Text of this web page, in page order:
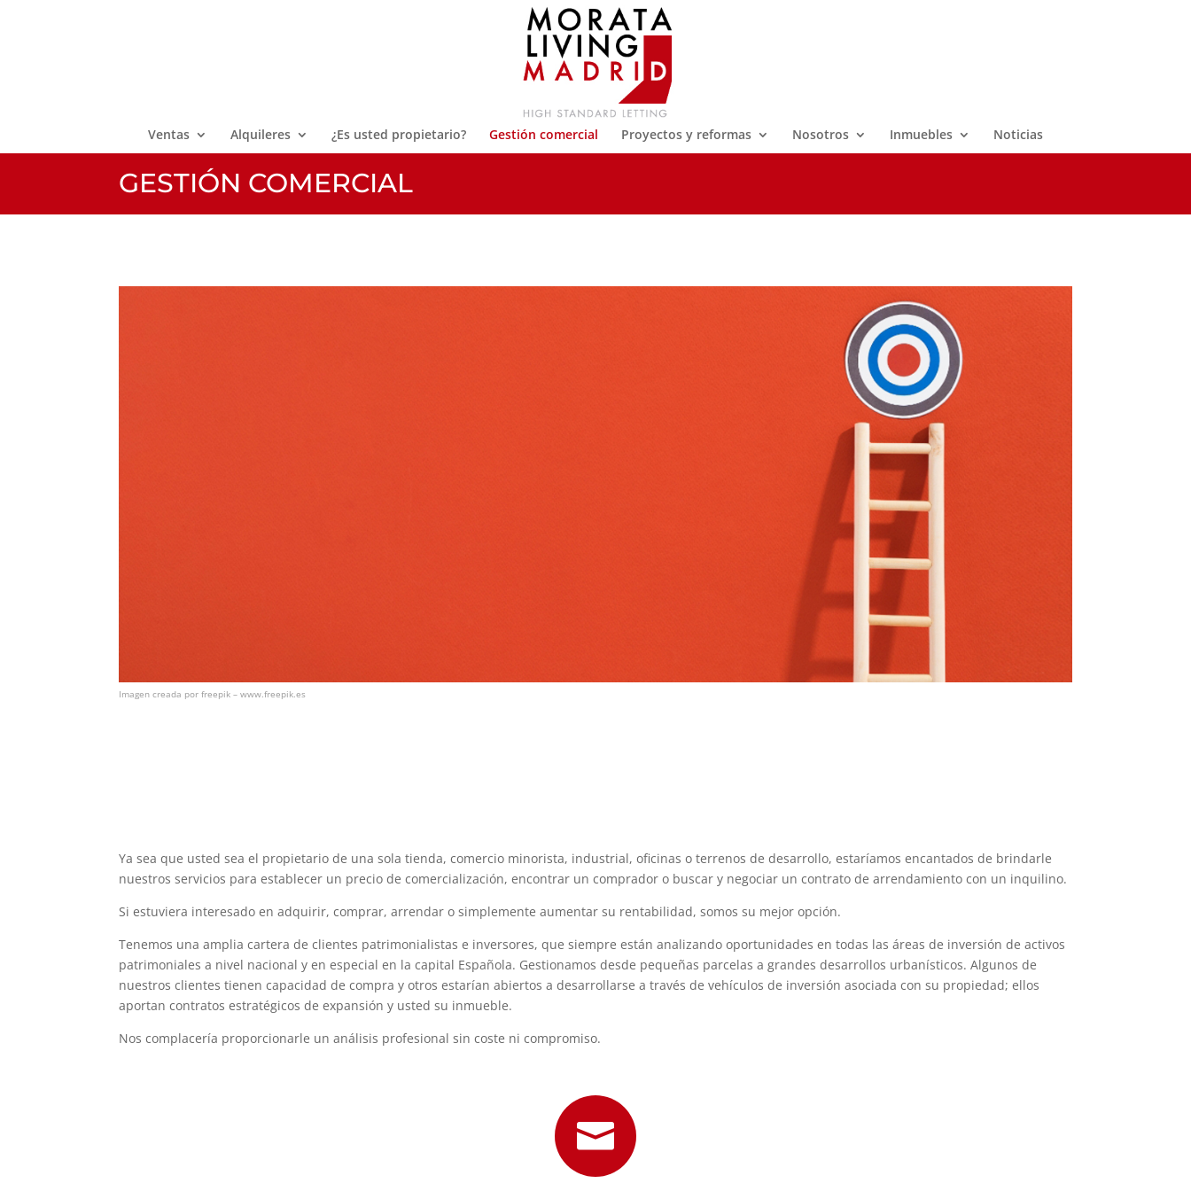
Ventas Alquileres ¿Es usted propietario? Gestión comercial Proyectos y reformas Nosotros Inmuebles Noticias
GESTIÓN COMERCIAL
Imagen creada por freepik – www.freepik.es
Ya sea que usted sea el propietario de una sola tienda, comercio minorista, industrial, oficinas o terrenos de desarrollo, estaríamos encantados de brindarle
nuestros servicios para establecer un precio de comercialización, encontrar un comprador o buscar y negociar un contrato de arrendamiento con un inquilino.
Si estuviera interesado en adquirir, comprar, arrendar o simplemente aumentar su rentabilidad, somos su mejor opción.
Tenemos una amplia cartera de clientes patrimonialistas e inversores, que siempre están analizando oportunidades en todas las áreas de inversión de activos
patrimoniales a nivel nacional y en especial en la capital Española. Gestionamos desde pequeñas parcelas a grandes desarrollos urbanísticos. Algunos de
nuestros clientes tienen capacidad de compra y otros estarían abiertos a desarrollarse a través de vehículos de inversión asociada con su propiedad; ellos
aportan contratos estratégicos de expansión y usted su inmueble.
Nos complacería proporcionarle un análisis profesional sin coste ni compromiso.
